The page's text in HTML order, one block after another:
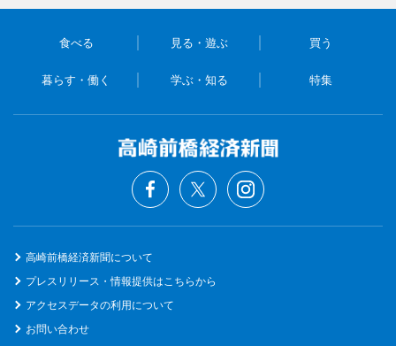
食べる 見る・遊ぶ 買う
暮らす・働く 学ぶ・知る 特集
高崎前橋経済新聞について
プレスリリース・情報提供はこちらから
アクセスデータの利用について
お問い合わせ